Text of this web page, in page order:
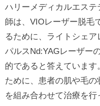
ハリーメディカルエス
師は、VIOレーザー脱毛
るために、ライトシェ
パルスNd:YAGレーザー
的であると答えていま
ために、患者の肌や毛
を組み合わせて治療を行